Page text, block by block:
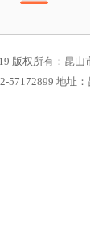
版权所有：昆山
57172899 地址